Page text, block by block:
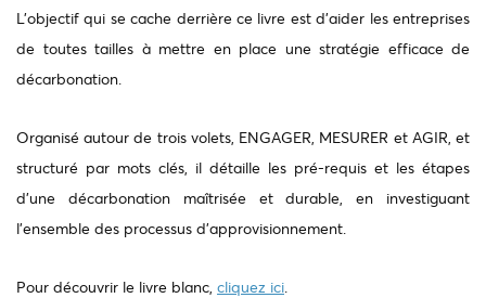
L'objectif qui se cache derrière ce livre est d'aider les entreprises
de toutes tailles à mettre en place une stratégie efficace de
décarbonation.
Organisé autour de trois volets, ENGAGER, MESURER et AGIR, et
structuré par mots clés, il détaille les pré-requis et les étapes
d’une décarbonation maîtrisée et durable, en investiguant
l’ensemble des processus d’approvisionnement.
Pour découvrir le livre blanc, cliquez ici.